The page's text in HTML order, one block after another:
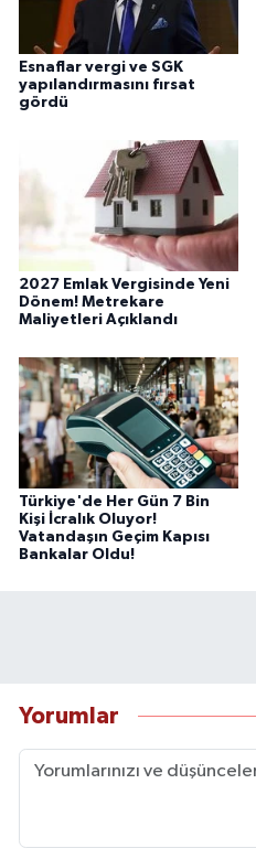
Esnaflar vergi ve SGK
yapılandırmasını fırsat
gördü
2027 Emlak Vergisinde Yeni
Dönem! Metrekare
Maliyetleri Açıklandı
Türkiye'de Her Gün 7 Bin
Kişi İcralık Oluyor!
Vatandaşın Geçim Kapısı
Bankalar Oldu!
Yorumlar